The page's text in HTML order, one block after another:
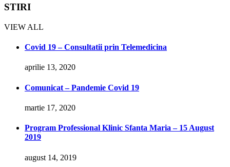
STIRI
VIEW ALL
Covid 19 – Consultatii prin Telemedicina
aprilie 13, 2020
Comunicat – Pandemie Covid 19
martie 17, 2020
Program Professional Klinic Sfanta Maria – 15 August
2019
august 14, 2019